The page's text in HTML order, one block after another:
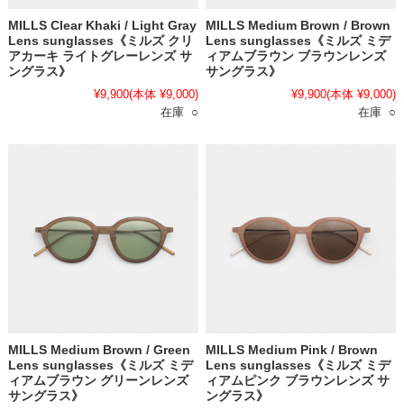
MILLS Clear Khaki / Light Gray
Lens sunglasses《ミルズ クリ
アカーキ ライトグレーレンズ サ
ングラス》
¥9,900(本体 ¥9,000)
在庫 ○
MILLS Medium Brown / Brown
Lens sunglasses《ミルズ ミデ
ィアムブラウン ブラウンレンズ
サングラス》
¥9,900(本体 ¥9,000)
在庫 ○
MILLS Medium Brown / Green
Lens sunglasses《ミルズ ミデ
ィアムブラウン グリーンレンズ
サングラス》
MILLS Medium Pink / Brown
Lens sunglasses《ミルズ ミデ
ィアムピンク ブラウンレンズ サ
ングラス》